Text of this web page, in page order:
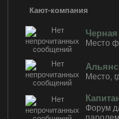
Кают-компания
Место
Место,
Форум